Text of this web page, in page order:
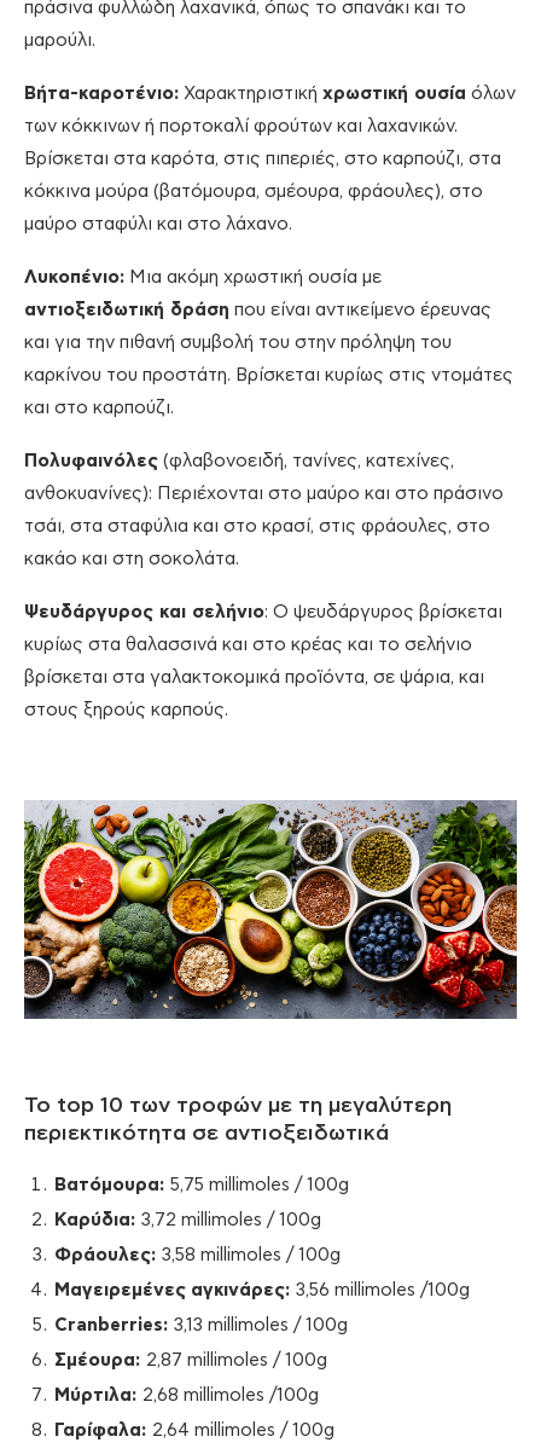
πράσινα φυλλώδη λαχανικά, όπως το σπανάκι και το
μαρούλι.
Βήτα-καροτένιο: Χαρακτηριστική χρωστική ουσία όλων
των κόκκινων ή πορτοκαλί φρούτων και λαχανικών.
Βρίσκεται στα καρότα, στις πιπεριές, στο καρπούζι, στα
κόκκινα μούρα (βατόμουρα, σμέουρα, φράουλες), στο
μαύρο σταφύλι και στο λάχανο.
Λυκοπένιο: Μια ακόμη χρωστική ουσία με
αντιοξειδωτική δράση που είναι αντικείμενο έρευνας
και για την πιθανή συμβολή του στην πρόληψη του
καρκίνου του προστάτη. Βρίσκεται κυρίως στις ντομάτες
και στο καρπούζι.
Πολυφαινόλες (φλαβονοειδή, τανίνες, κατεχίνες,
ανθοκυανίνες): Περιέχονται στο μαύρο και στο πράσινο
τσάι, στα σταφύλια και στο κρασί, στις φράουλες, στο
κακάο και στη σοκολάτα.
Ψευδάργυρος και σελήνιο: Ο ψευδάργυρος βρίσκεται
κυρίως στα θαλασσινά και στο κρέας και το σελήνιο
βρίσκεται στα γαλακτοκομικά προϊόντα, σε ψάρια, και
στους ξηρούς καρπούς.
Το top 10 των τροφών με τη μεγαλύτερη
περιεκτικότητα σε αντιοξειδωτικά
Βατόμουρα: 5,75 millimoles / 100g
Καρύδια: 3,72 millimoles / 100g
Φράουλες: 3,58 millimoles / 100g
Μαγειρεμένες αγκινάρες: 3,56 millimoles /100g
Cranberries: 3,13 millimoles / 100g
Σμέουρα: 2,87 millimoles / 100g
Μύρτιλα: 2,68 millimoles /100g
Γαρίφαλα: 2,64 millimoles / 100g